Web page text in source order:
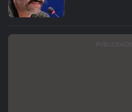
PUBLICIDADE